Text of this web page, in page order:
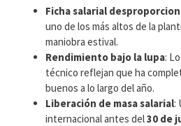
Ficha salarial
uno de los más altos de la
maniobra estival.
Rendimiento bajo la lupa:
técnico reflejan que ha
buenos a lo largo del año.
Liberación de masa salarial:
internacional antes del30 de